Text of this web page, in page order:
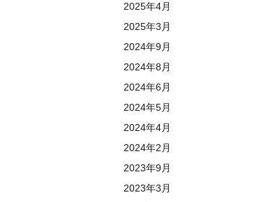
2025年4月
2025年3月
2024年9月
2024年8月
2024年6月
2024年5月
2024年4月
2024年2月
2023年9月
2023年3月